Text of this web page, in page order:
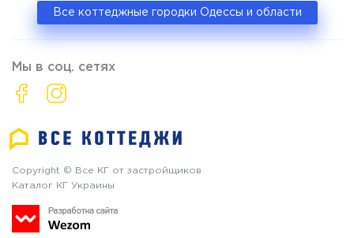
Все коттеджные городки Одессы и области
Мы в соц. сетях
Copyright © Все КГ от застройщиков
Каталог КГ Украины